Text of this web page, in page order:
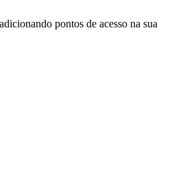
pontos de acesso na sua